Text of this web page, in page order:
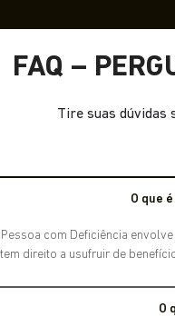
FAQ –
Tire suas dúvidas
O que
com Deficiência
direito a usufruir de
O